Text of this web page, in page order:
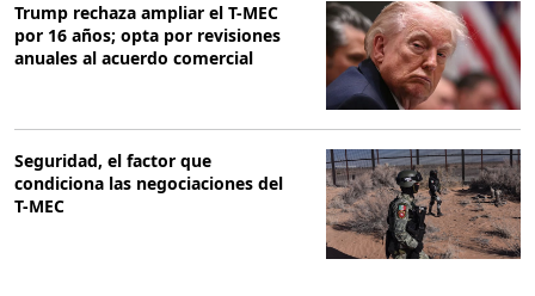
Trump rechaza ampliar el T-MEC
por 16 años; opta por revisiones
anuales al acuerdo comercial
Seguridad, el factor que
condiciona las negociaciones del
T-MEC